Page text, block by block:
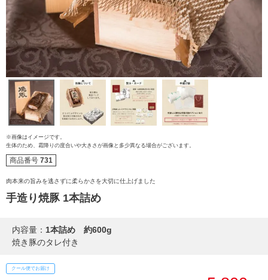
ご注文ガイド
配送・送料
熨斗・カード
食べ方からから探す
※画像はイメージです。
生体のため、霜降りの度合いや大きさが画像と多少異なる場合がございます。
商品番号 731
肉本来の旨みを逃さずに柔らかさを大切に仕上げました
手造り焼豚 1本詰め
内容量： 1本詰め 約600g
焼き豚のタレ付き
クール便でお届け